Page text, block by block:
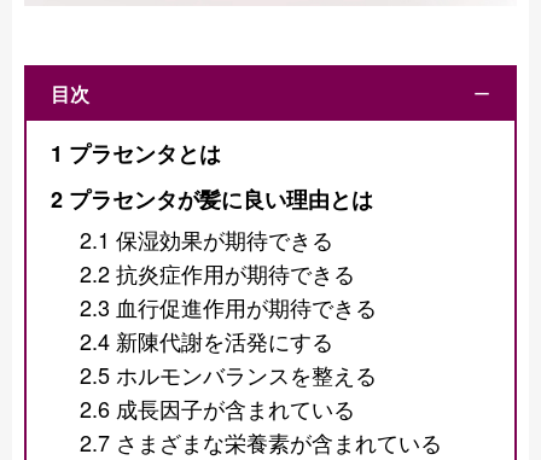
目次 ー
1 プラセンタとは
2 プラセンタが髪に良い理由とは
2.1 保湿効果が期待できる
2.2抗炎症作用が期待できる
2.3 血行促進作用が期待できる
2.4 新陳代謝を活発にする
2.5 ホルモンバランスを整える
2.6 成長因子が含まれている
2.7 さまざまな栄養素が含まれている